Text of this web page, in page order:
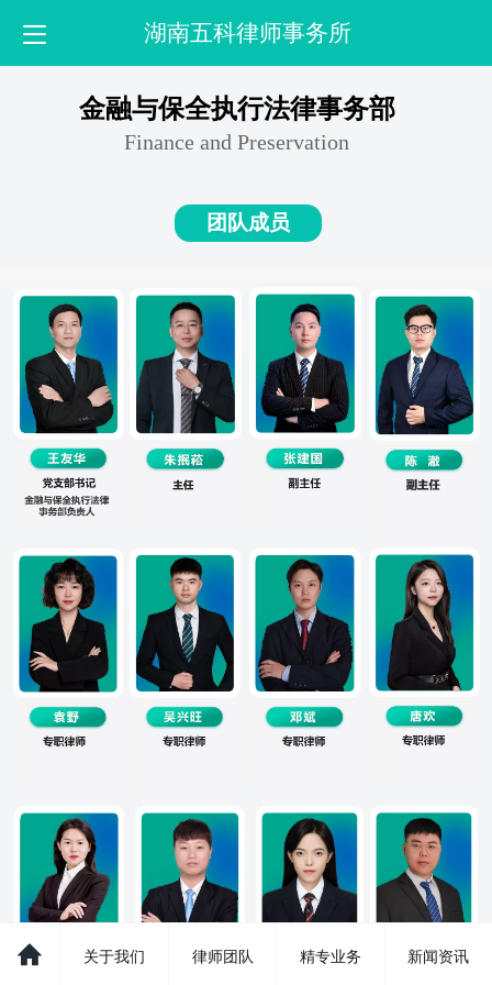
湖南五科律师事务所
金融与保全执行法律事务部
Finance and Preservation
团队成员
关于我们 律师团队 精专业务 新闻资讯